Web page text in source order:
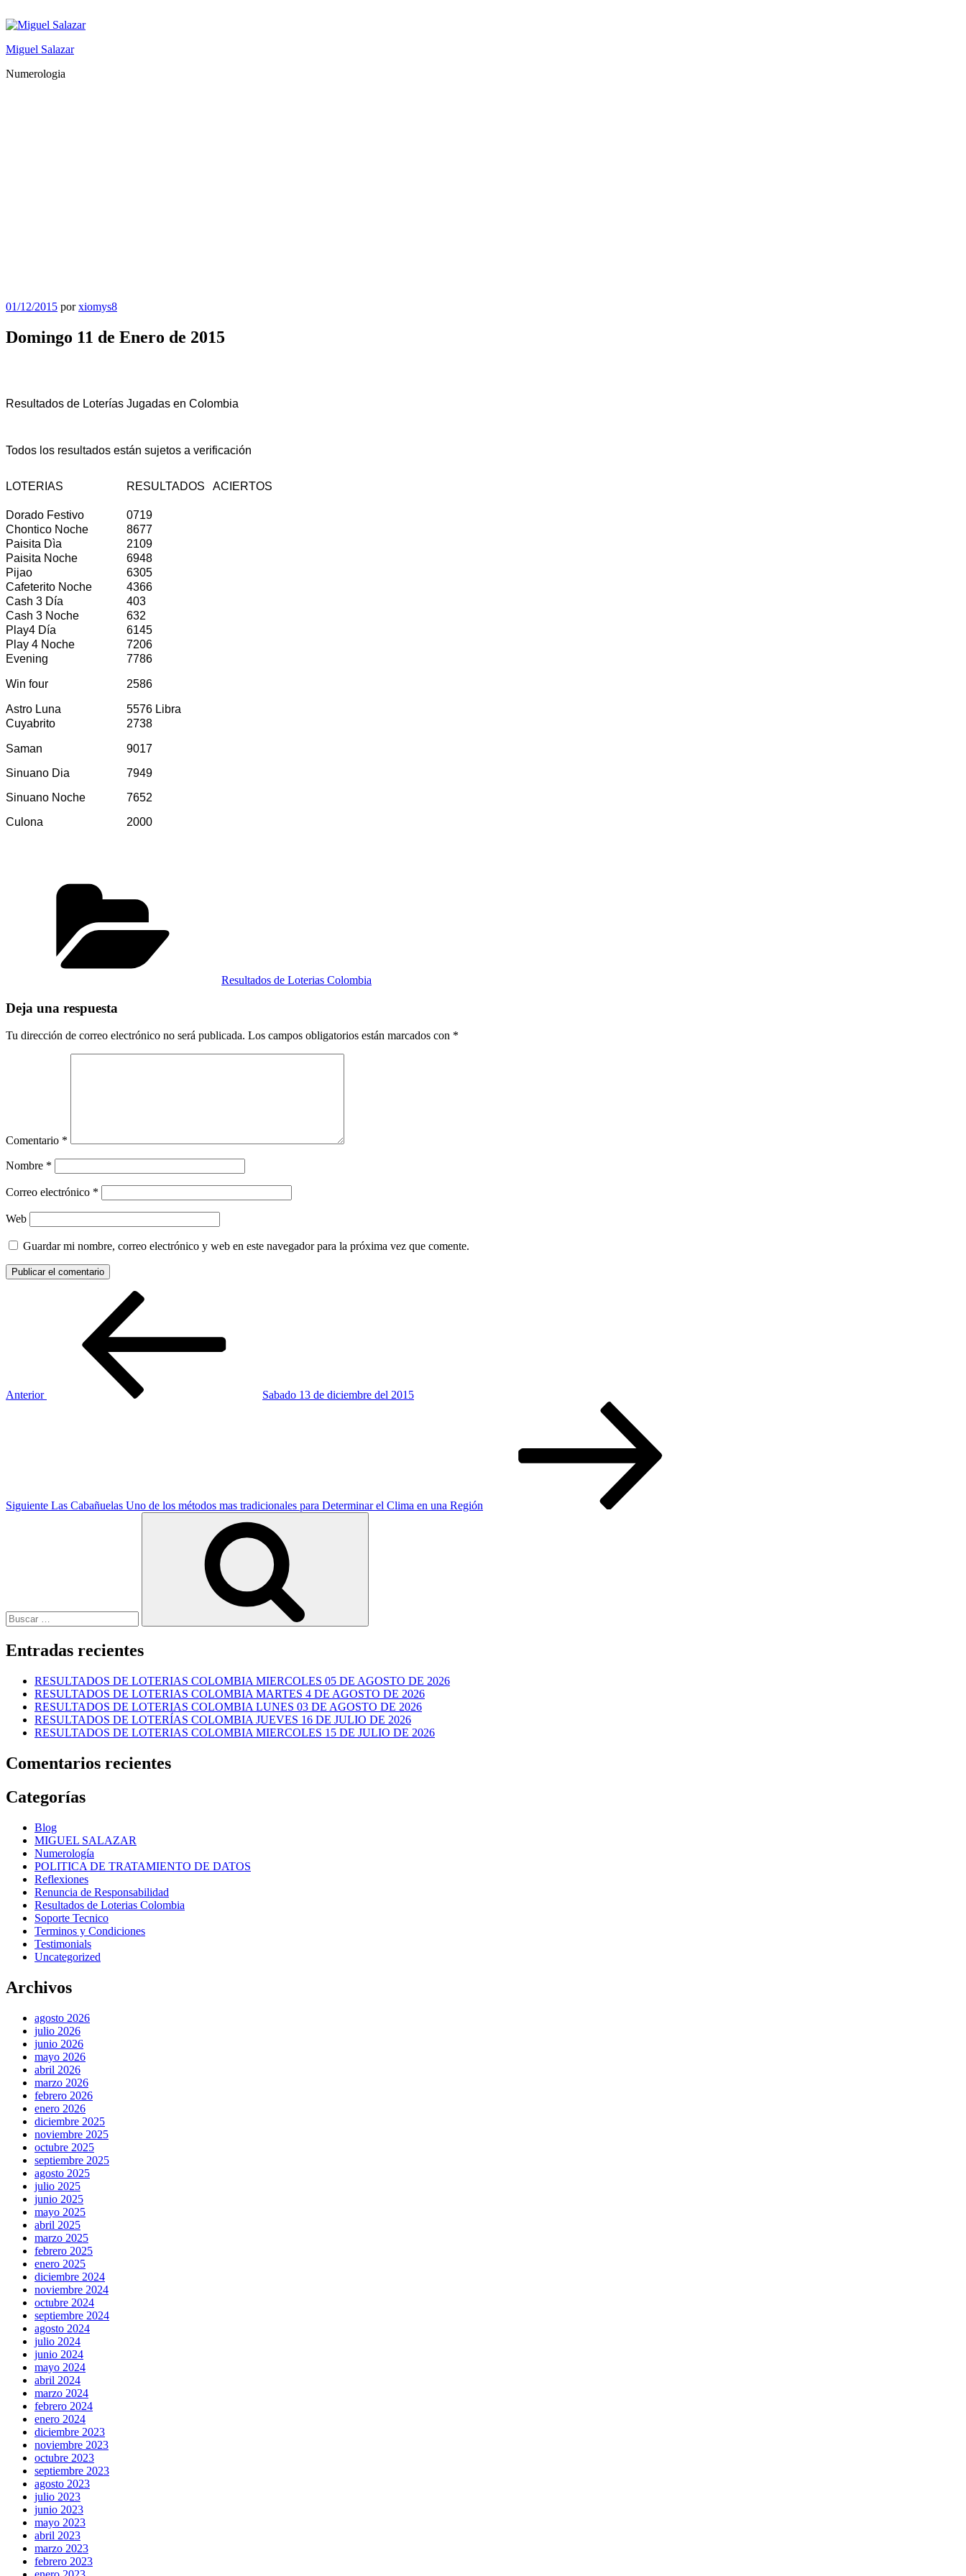
al
Miguel Salazar
Numerologia
Publicado
01/12/2015 porxiomys8
Domingo 11 de Enero de 2015
Resultados de Loterías Jugadas en Colombia
Todos los resultados están sujetos a verificación
LOTERIAS RESULTADOS ACIERTOS
Dorado Festivo
0719
Chontico Noche
8677
Paisita Dìa
2109
Paisita Noche
6948
Pijao
6305
Cafeterito Noche
4366
Cash 3 Día
403
Cash 3 Noche
632
Play4 Día
6145
Play 4 Noche
7206
Evening
7786
Win four 2586
Astro Luna
5576 Libra
Cuyabrito
2738
Saman
Sinuano Dia
Sinuano Noche
Culona
9017
7949
7652
2000
Resultados de Loterias Colombia
Deja una respuesta
Tu dirección de correo electrónico no será publicada. Los campos obligatorios están marcados con *
Comentario *
Nombre *
Correo electrónico *
Web
Guardar mi nombre, correo electrónico y web en este navegador para la próxima vez que comente.
Anterior
Sabado 13 de diciembre del 2015
Siguiente Las Cabañuelas Uno de los métodos mas tradicionales para Determinar el Clima en una Región
Entradas recientes
RESULTADOS DE LOTERIAS COLOMBIA MIERCOLES 05 DE AGOSTO DE 2026
RESULTADOS DE LOTERIAS COLOMBIA MARTES 4 DE AGOSTO DE 2026
RESULTADOS DE LOTERIAS COLOMBIA LUNES 03 DE AGOSTO DE 2026
RESULTADOS DE LOTERÍAS COLOMBIA JUEVES 16 DE JULIO DE 2026
RESULTADOS DE LOTERIAS COLOMBIA MIERCOLES 15 DE JULIO DE 2026
Comentarios recientes
Categorías
Blog
MIGUEL SALAZAR
Numerología
POLITICA DE TRATAMIENTO DE DATOS
Reflexiones
Renuncia de Responsabilidad
Resultados de Loterias Colombia
Soporte Tecnico
Terminos y Condiciones
Testimonials
Uncategorized
Archivos
agosto 2026
julio 2026
junio 2026
mayo 2026
abril 2026
marzo 2026
febrero 2026
enero 2026
diciembre 2025
noviembre 2025
octubre 2025
septiembre 2025
agosto 2025
julio 2025
junio 2025
mayo 2025
abril 2025
marzo 2025
febrero 2025
enero 2025
diciembre 2024
noviembre 2024
octubre 2024
septiembre 2024
agosto 2024
julio 2024
junio 2024
mayo 2024
abril 2024
marzo 2024
febrero 2024
enero 2024
diciembre 2023
noviembre 2023
octubre 2023
septiembre 2023
agosto 2023
julio 2023
junio 2023
mayo 2023
abril 2023
marzo 2023
febrero 2023